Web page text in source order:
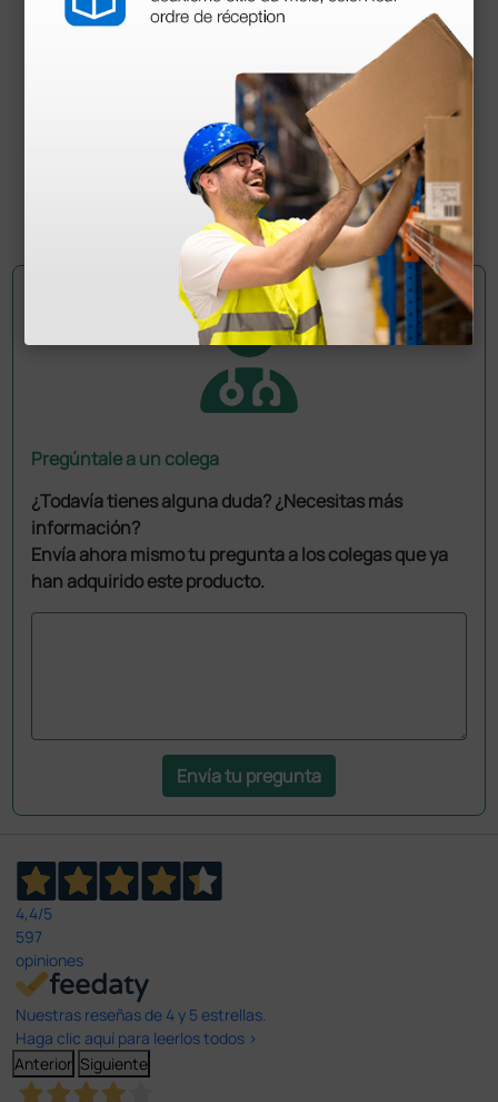
Producto desechable de un solo uso
Esterilizado con óxido de etileno (ETO)
Largo de la aguja: 15 mm
Color de identificación: crema
Largo del tubo conector: 20 cm
Pregúntale a un colega
¿Todavía tienes alguna duda? ¿Necesitas más
información?
Envía ahora mismo tu pregunta a los colegas que ya
han adquirido este producto.
Envía tu pregunta
4,4/5
597
opiniones
Nuestras reseñas de 4 y 5 estrellas.
Haga clic aquí para leerlos todos >
Anterior Siguiente